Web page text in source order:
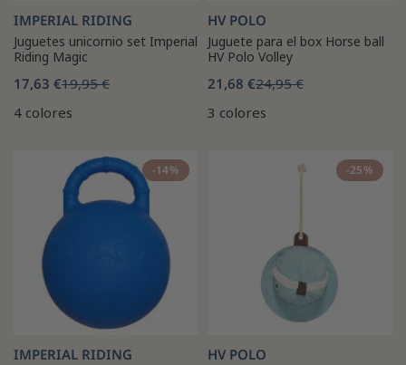
IMPERIAL RIDING
Juguetes unicornio set Imperial
Riding Magic
17,63 €19,95 €
4 colores
HV POLO
Juguete para el box Horse ball
HV Polo Volley
21,68 €24,95 €
3 colores
-14%
IMPERIAL RIDING
-25%
HV POLO